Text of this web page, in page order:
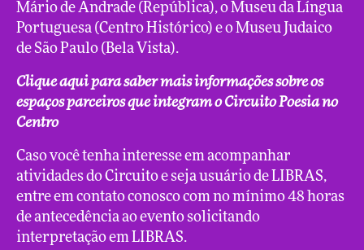
Mário de Andrade (República), o Museu da Língua
Portuguesa (Centro Histórico) e o Museu Judaico
de São Paulo (Bela Vista).
Clique aqui para saber mais informações sobre os
espaços parceiros que integram o Circuito Poesia no
Centro
Caso você tenha interesse em acompanhar
atividades do Circuito e seja usuário de LIBRAS,
entre em contato conosco com no mínimo 48 horas
de antecedência ao evento solicitando
interpretação em LIBRAS.